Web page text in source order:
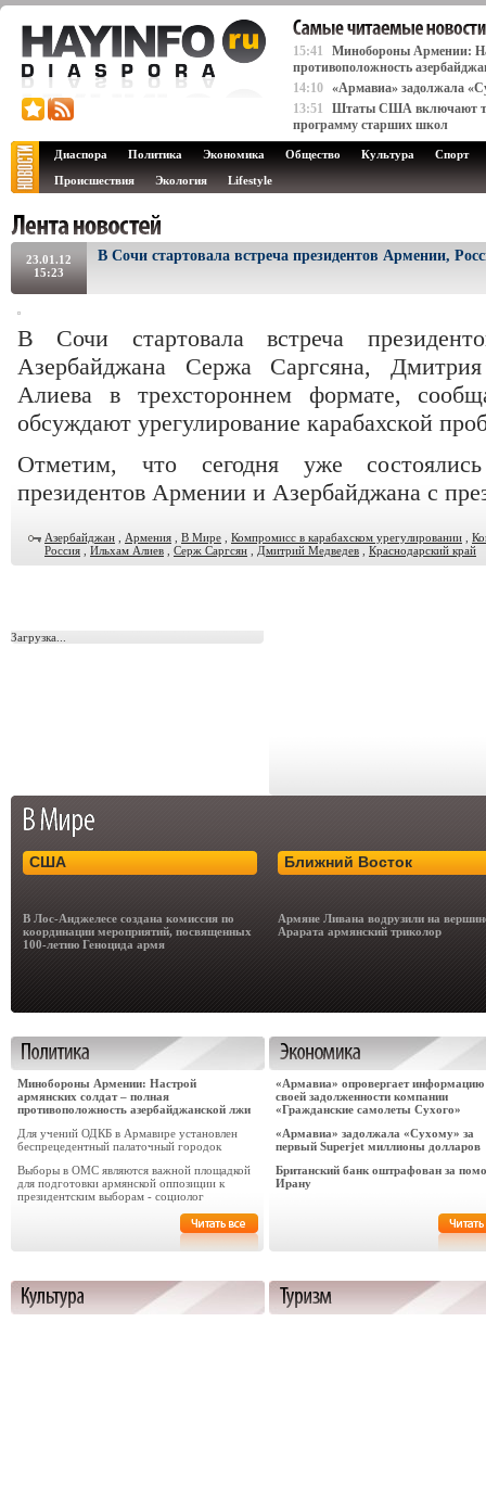
15:41
Минобороны Армении:
противоположность
14:10 «Армавиа» задолжала
13:51
Штаты США включают
программу старших школ
Диаспора Политика Экономика Общество Культура
Спорт
Происшествия
Экология Lifestyle
23.01.12
15:23
В Сочи стартовала встреча президентов Армении,
В Сочи стартовала встреча
Азербайджана Сержа Саргсяна,
Алиева в трехстороннем формате,
обсуждают урегулирование карабахской
Отметим, что сегодня уже состоялись
президентов Армении и Азербайджана с
Азербайджан Армения В Мире Компромисс в карабахском урегулировании
Россия
Ильхам Алиев Серж Саргсян Дмитрий Медведев Краснодарский край
Загрузка...
США
В Лос-Анджелесе создана комиссия по
координации мероприятий, посвященных
100-летию Геноцида армя
Ближний Восток
Армяне Ливана водрузили на
Арарата армянский триколор
Минобороны Армении: Настрой
армянских солдат – полная
противоположность азербайджанской лжи
Для учений ОДКБ в Армавире установлен
беспрецедентный палаточный городок
Выборы в ОМС являются важной площадкой
для подготовки армянской оппозиции к
президентским выборам - социолог
«Армавиа» опровергает информацию
своей задолженности компании
«Гражданские самолеты Сухого»
«Армавиа» задолжала «Сухому» за
первый Superjet миллионы долларов
Британский банк оштрафован за
Ирану